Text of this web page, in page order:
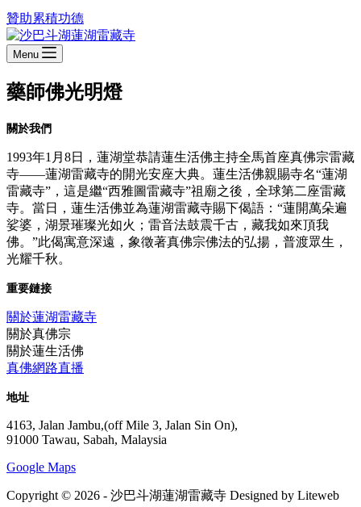
贊助累積功德
Menu
藥師佛光明燈
關於我們
1993年1月8日，蓮湖堂恭請蓮生活佛主持全馬首座真佛宗雷藏
寺——蓮湖雷藏寺的開光安座大典。蓮生活佛親賜寺名“蓮湖
雷藏寺”，這是繼“西雅圖雷藏寺”祖廟之後，全球第二座雷藏
寺。當日，蓮生活佛並為蓮湖雷藏寺賜下偈語：“蓮開萬朵遍
娑婆，湖景璀璨光如火；雷音法鼓震千古，藏我如來頂我
佛。”此偈寓意深遠，象徵著真佛宗佛法的弘揚，普渡眾生，
光耀千秋。
重要鏈接
關於蓮湖雷藏寺
關於真佛宗
關於蓮生活佛
真佛網路直播
地址
4163, Jalan Jambu,(off Mile 3, Jalan Sin On),
91000 Tawau, Sabah, Malaysia
Google Maps
Copyright © 2026 - 沙巴斗湖蓮湖雷藏寺 Designed by Liteweb